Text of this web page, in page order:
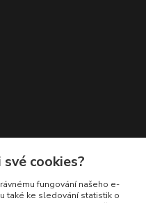
rychlecookies?
fungování našeho e-
také ke sledování statistik o